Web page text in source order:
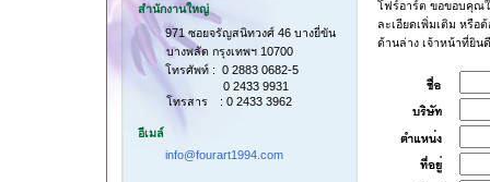
สำนักงานใหญ่
971 ซอยจรัญสนิทวงศ์ 46 บางยี่ขัน
บางพลัด กรุงเทพฯ 10700
โทรศัพท์ : 0 2883 0682-5
0 2433 9931
โทรสาร
: 0 2433 3962
อีเมล์
info@fourart1994.com
โฟร์อาร์ต ขอขอบคุณ
ละเอียดเพิ่มเติม หรือ
ด้านล่าง เจ้าหน้าที่ยิน